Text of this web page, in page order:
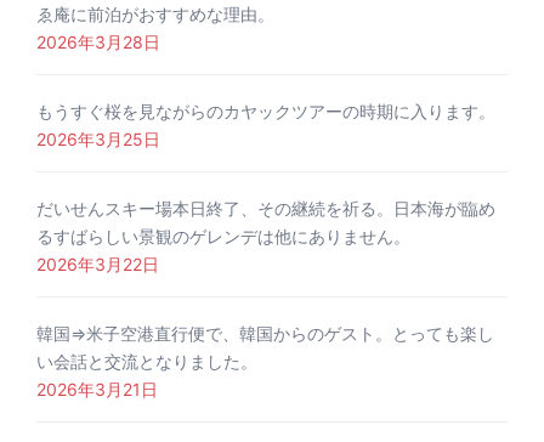
ゑ庵に前泊がおすすめな理由。
2026年3月28日
もうすぐ桜を見ながらのカヤックツアーの時期に入ります。
2026年3月25日
だいせんスキー場本日終了、その継続を祈る。日本海が臨め
るすばらしい景観のゲレンデは他にありません。
2026年3月22日
韓国⇒米子空港直行便で、韓国からのゲスト。とっても楽し
い会話と交流となりました。
2026年3月21日